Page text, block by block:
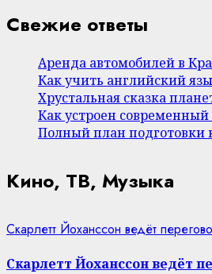
Свежие ответы
Аренда автомобилей в
Как учить английский
Хрустальная сказка
Как устроен
Полный план подготовки
Кино, ТВ, Музыка
Скарлетт Йоханссон ведёт
Скарлетт Йоханссон ведёт